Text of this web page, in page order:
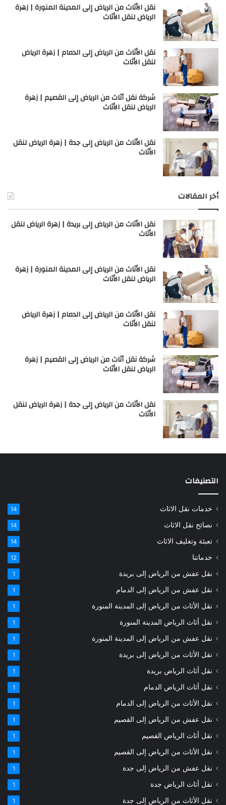
نقل الأثاث من الرياض إلى المدينة المنورة | زهرة
الرياض لنقل الأثاث
نقل الأثاث من الرياض إلى الدمام | زهرة الرياض
لنقل الأثاث
شركة نقل أثاث من الرياض إلى القصيم | زهرة
الرياض لنقل الأثاث
نقل الأثاث من الرياض إلى جدة | زهرة الرياض لنقل
الأثاث
أخر المقالات
نقل الأثاث من الرياض إلى بريدة | زهرة الرياض لنقل
الأثاث
نقل الأثاث من الرياض إلى المدينة المنورة | زهرة
الرياض لنقل الأثاث
نقل الأثاث من الرياض إلى الدمام | زهرة الرياض
لنقل الأثاث
شركة نقل أثاث من الرياض إلى القصيم | زهرة
الرياض لنقل الأثاث
نقل الأثاث من الرياض إلى جدة | زهرة الرياض لنقل
الأثاث
التصنيفات
خدمات نقل الاثاث 14
نصائح نقل الاثاث 14
تعبئة وتغليف الاثاث 14
خدماتنا 12
نقل عفش من الرياض إلى بريدة 1
نقل عفش من الرياض إلى الدمام 1
نقل الأثاث من الرياض إلى المدينة المنورة 1
نقل أثاث الرياض المدينة المنورة 1
نقل عفش من الرياض إلى المدينة المنورة 1
نقل الأثاث من الرياض إلى بريدة 1
نقل أثاث الرياض بريدة 1
نقل أثاث الرياض الدمام 1
نقل الأثاث من الرياض إلى الدمام 1
نقل عفش من الرياض إلى القصيم 1
نقل أثاث الرياض القصيم 1
نقل الأثاث من الرياض إلى القصيم 1
نقل عفش من الرياض إلى جدة 1
نقل أثاث الرياض جدة 1
نقل الأثاث من الرياض إلى جدة 1